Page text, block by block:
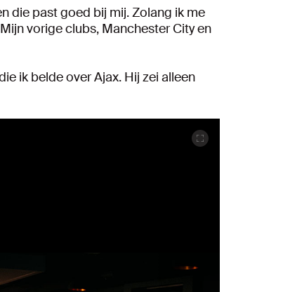
die past goed bij mij. Zolang ik me
vorige clubs, Manchester City en
ik belde over Ajax. Hij zei alleen